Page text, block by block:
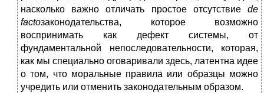
насколько важно отличать простое отсутствие de
factoзаконодательства, которое возможно
воспринимать как дефект системы, от
фундаментальной непоследовательности, которая,
как мы специально оговаривали здесь, латентна идее
о том, что моральные правила или образцы можно
учредить или отменить законодательным образом.